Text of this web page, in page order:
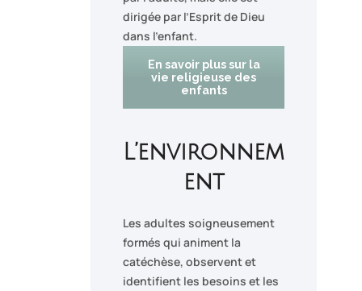
dirigée par l’Esprit de Dieu
dans l’enfant.
En savoir plus sur la
vie religieuse des
enfants
L’environnem
ent
Les adultes soigneusement
formés qui animent la
catéchèse, observent et
identifient les besoins et les